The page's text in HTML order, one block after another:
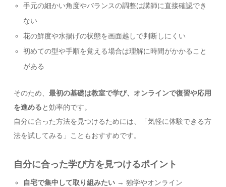
手元の細かい角度やバランスの調整は講師に直接確認でき
ない
花の鮮度や水揚げの状態を画面越しで判断しにくい
初めての型や手順を覚える場合は理解に時間がかかること
がある
そのため、最初の基礎は教室で学び、オンラインで復習や応用
を進めると効率的です。
自分に合った方法を見つけるためには、「気軽に体験できる方
法を試してみる」こともおすすめです。
自分に合った学び方を見つけるポイント
自宅で集中して取り組みたい→ 独学やオンライン